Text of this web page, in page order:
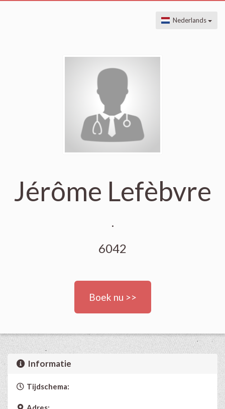
Nederlands
Jérôme Lefèbvre
.
6042
Boek nu >>
Informatie
Tijdschema: